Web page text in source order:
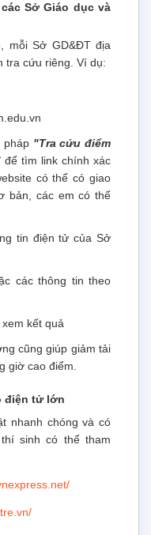
Sở Giáo dục và
mỗi Sở GD&ĐT địa
tra cứu riêng. Ví dụ:
pháp "Tra cứu điểm
để tìm link chính xác
có thể có giao
bản, các em có thể
tin điện tử của Sở
các thông tin theo
xem kết quả
cũng giúp giảm tải
giờ cao điểm.
điện tử lớn
nhanh chóng và có
sinh có thể tham